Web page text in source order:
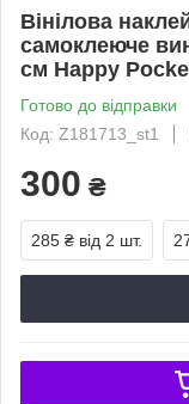
Вінілова
самоклеюче
см Happy
Готово до відправки
Код: Z181713_st1
300 ₴
285 ₴ від 2 шт.